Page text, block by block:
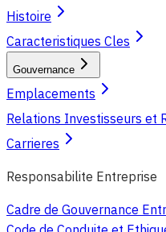
Histoire
Caracteristiques Cles
Gouvernance
Emplacements
Relations Investisseurs et
Carrieres
Responsabilite Entreprise
Cadre de Gouvernance